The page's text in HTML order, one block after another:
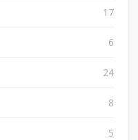
17
6
24
8
5